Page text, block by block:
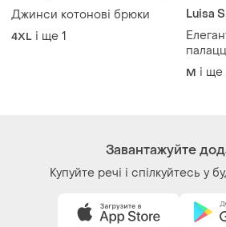
Завантажуйте
Купуйте речі і спілкуйтесь у
Як це працює?
Україна, 02121, місто Київ,
201-203, літера